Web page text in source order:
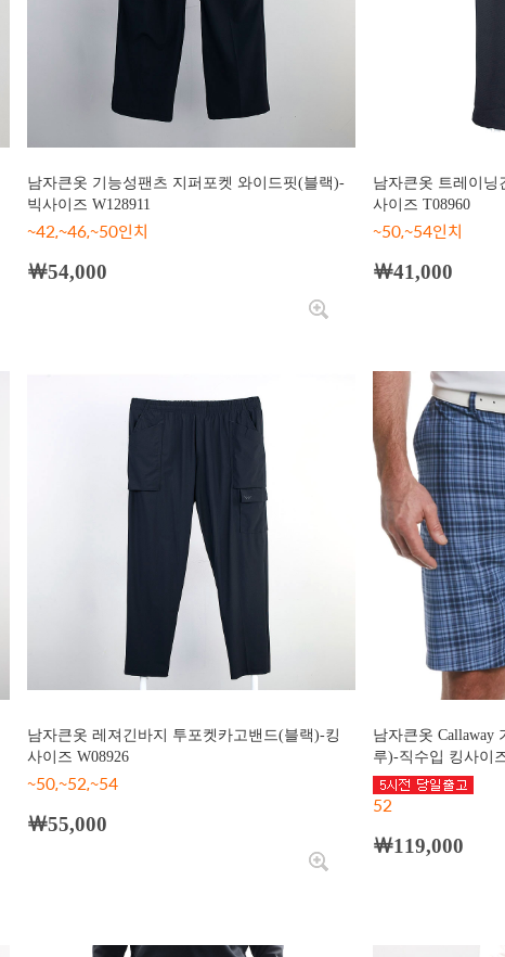
남자큰옷 기능성팬츠 지퍼포켓 와이드핏(블랙)-
빅사이즈 W128911
~42,~46,~50인치
￦54,000
남자큰옷 트레이닝
사이즈 T08960
~50,~54인치
￦41,000
남자큰옷 레져긴바지 투포켓카고밴드(블랙)-킹
사이즈 W08926
~50,~52,~54
￦55,000
남자큰옷 Callaway
루)-직수입 킹사이
52
￦119,000